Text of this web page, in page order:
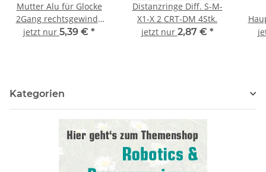
Mutter Alu für Glocke
2Gang rechtsgewinde
DM-ONE - GT3
jetzt nur 5,39 € *
Distanzringe Diff. S-M-
X1-X 2 CRT-DM 4Stk.
jetzt nur 2,87 € *
Kategorien